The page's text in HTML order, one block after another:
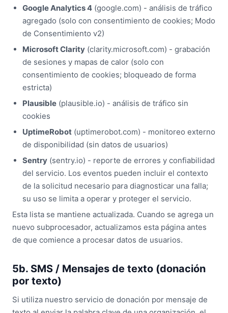
Google Analytics 4 (google.com) - análisis de tráfico
agregado (solo con consentimiento de cookies; Modo
de Consentimiento v2)
Microsoft Clarity (clarity.microsoft.com) - grabación
de sesiones y mapas de calor (solo con
consentimiento de cookies; bloqueado de forma
estricta)
Plausible (plausible.io) - análisis de tráfico sin
cookies
UptimeRobot (uptimerobot.com) - monitoreo externo
de disponibilidad (sin datos de usuarios)
Sentry (sentry.io) - reporte de errores y confiabilidad
del servicio. Los eventos pueden incluir el contexto
de la solicitud necesario para diagnosticar una falla;
su uso se limita a operar y proteger el servicio.
Esta lista se mantiene actualizada. Cuando se agrega un
nuevo subprocesador, actualizamos esta página antes
de que comience a procesar datos de usuarios.
5b. SMS / Mensajes de texto (donación
por texto)
Si utiliza nuestro servicio de donación por mensaje de